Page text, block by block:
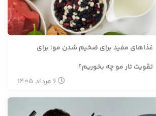
غذاهای مفید برای ضخیم شدن مو؛ برای
تقویت تار مو چه بخوریم؟
6 مرداد 1405